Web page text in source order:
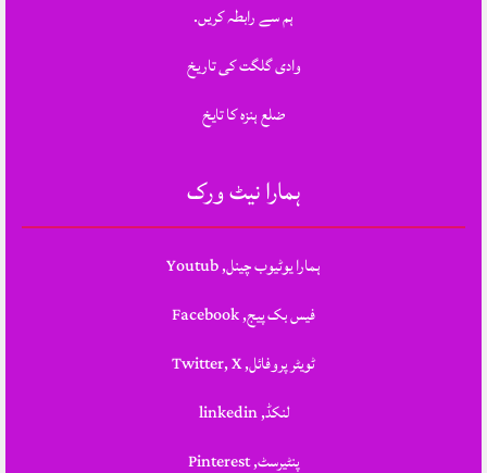
ہم سے رابطہ کریں.
وادی گلگت کی تاریخ
ضلع ہنزہ کا تایخ
ہمارا نیٹ ورک
ہمارا یوٹیوب چینل, Youtub
فیس بک پیج, Facebook
ٹویٹر پروفائل, Twitter, X
لنکڈ, linkedin
پنٹیرسٹ, Pinterest